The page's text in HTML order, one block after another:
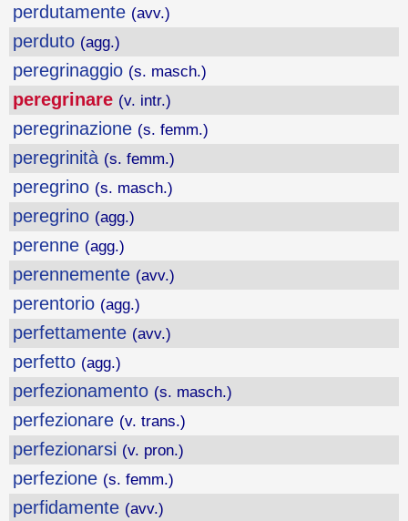
perdutamente (avv.)
perduto (agg.)
peregrinaggio (s. masch.)
peregrinare (v. intr.)
peregrinazione (s. femm.)
peregrinità (s. femm.)
peregrino (s. masch.)
peregrino (agg.)
perenne (agg.)
perennemente (avv.)
perentorio (agg.)
perfettamente (avv.)
perfetto (agg.)
perfezionamento (s. masch.)
perfezionare (v. trans.)
perfezionarsi (v. pron.)
perfezione (s. femm.)
perfidamente (avv.)